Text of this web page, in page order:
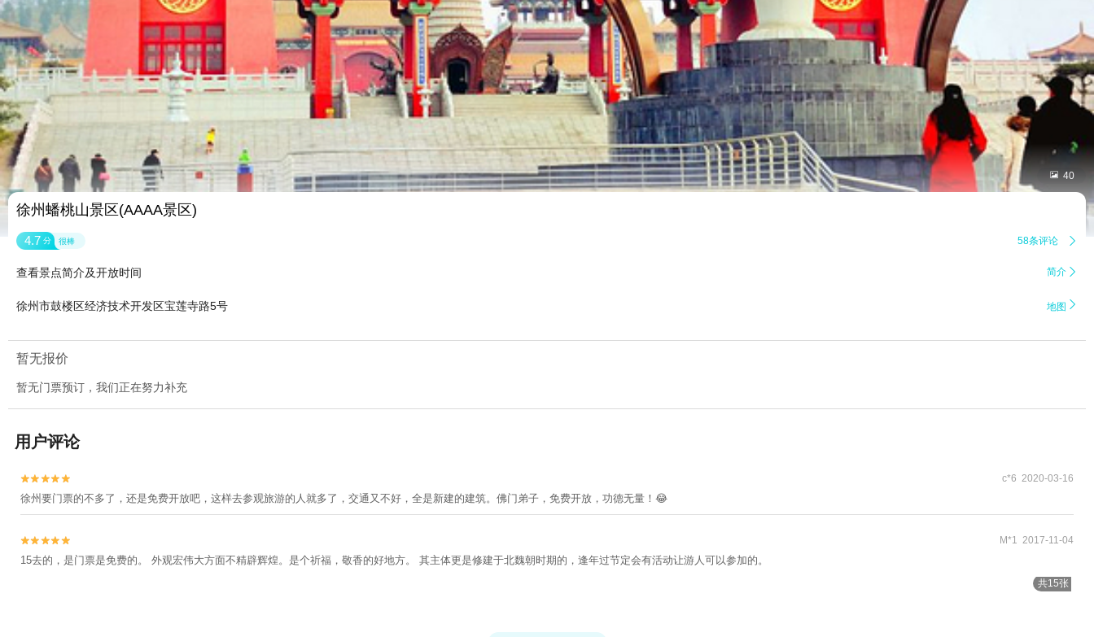
 40
徐州蟠桃山景区(AAAA景区)
4.7 分 很棒 58条评论 
查看景点简介及开放时间 简介 
徐州市鼓楼区经济技术开发区宝莲寺路5号 地图 
暂无报价
暂无门票预订，我们正在努力补充
用户评论

 c*6 2020-03-16
徐州要门票的不多了，还是免费开放吧，这样去参观旅游的人就多了，交通又不好，全是新建的建筑。佛门弟子，免费开放，功德无量！😂

 M*1 2017-11-04
15去的，是门票是免费的。 外观宏伟大方面不精辟辉煌。是个祈福，敬香的好地方。 其主体更是修建于北魏朝时期的，逢年过节定会有活动让游人可以参加的。
共15张